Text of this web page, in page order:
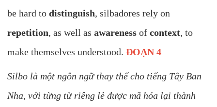
be hard to distinguish, silbadores rely on
repetition, as well as awareness of context, to
make themselves understood. ĐOẠN 4
Silbo là một ngôn ngữ thay thế cho tiếng Tây Ban
Nha, với từng từ riêng lẻ được mã hóa lại thành